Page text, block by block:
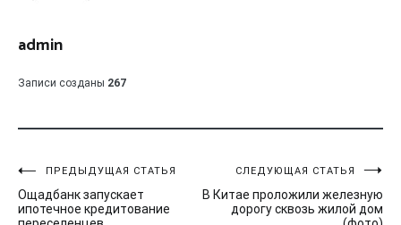
admin
Записи созданы 267
Навигация
по
ПРЕДЫДУЩАЯ СТАТЬЯ
Ощадбанк запускает
ипотечное кредитование
СЛЕДУЮЩАЯ СТАТЬЯ
В Китае проложили железную
дорогу сквозь жилой дом